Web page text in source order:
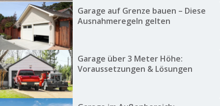
Garage auf Grenze bauen – Diese
Ausnahmeregeln gelten
Garage über 3 Meter Höhe:
Voraussetzungen & Lösungen